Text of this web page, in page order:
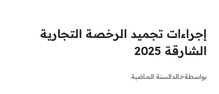
إجراءات تجميد الرخصة التجارية
الشارقة 2025
بواسطةخالدالسنة الماضية